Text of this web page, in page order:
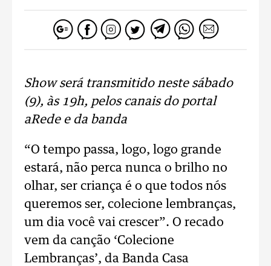
Show será transmitido neste sábado
(9), às 19h, pelos canais do portal
aRede e da banda
“O tempo passa, logo, logo grande
estará, não perca nunca o brilho no
olhar, ser criança é o que todos nós
queremos ser, colecione lembranças,
um dia você vai crescer”. O recado
vem da canção ‘Colecione
Lembranças’, da Banda Casa